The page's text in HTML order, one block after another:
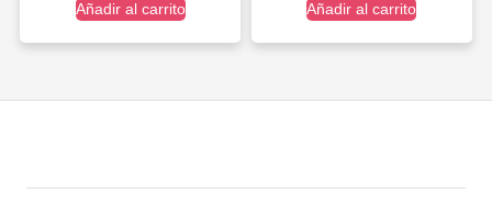
Añadir al carrito Añadir al carrito